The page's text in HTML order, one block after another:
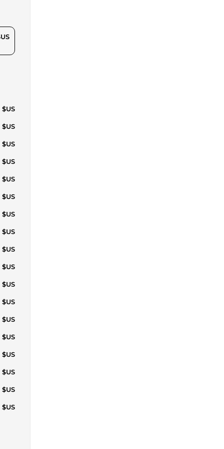
$US
$US
$US
$US
$US
$US
$US
$US
$US
$US
$US
$US
$US
$US
$US
$US